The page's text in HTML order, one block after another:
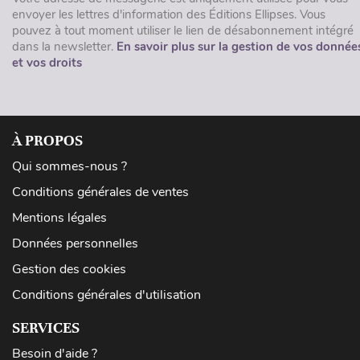
envoyer les lettres d'information des Éditions Ellipses. Vous
pouvez à tout moment utiliser le lien de désabonnement intégré
dans la newsletter. En savoir plus sur la gestion de vos
et vos droits
À PROPOS
Qui sommes-nous ?
Conditions générales de ventes
Mentions légales
Données personnelles
Gestion des cookies
Conditions générales d'utilisation
SERVICES
Besoin d'aide ?